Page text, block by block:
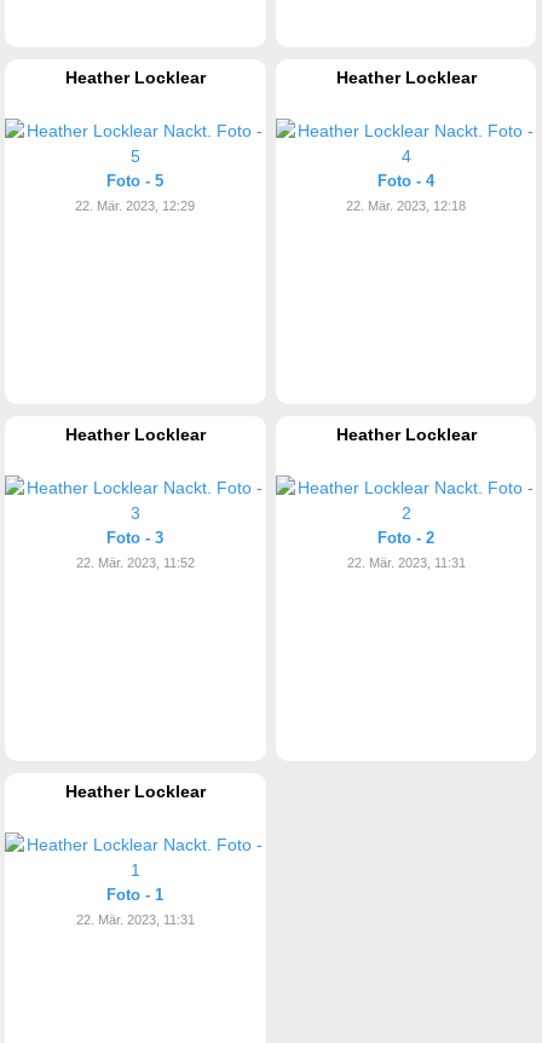
Heather Locklear
Foto - 5
22. Mär. 2023, 12:29
Heather Locklear
Foto - 4
22. Mär. 2023, 12:18
Heather Locklear
Foto - 3
22. Mär. 2023, 11:52
Heather Locklear
Foto - 2
22. Mär. 2023, 11:31
Heather Locklear
Foto - 1
22. Mär. 2023, 11:31